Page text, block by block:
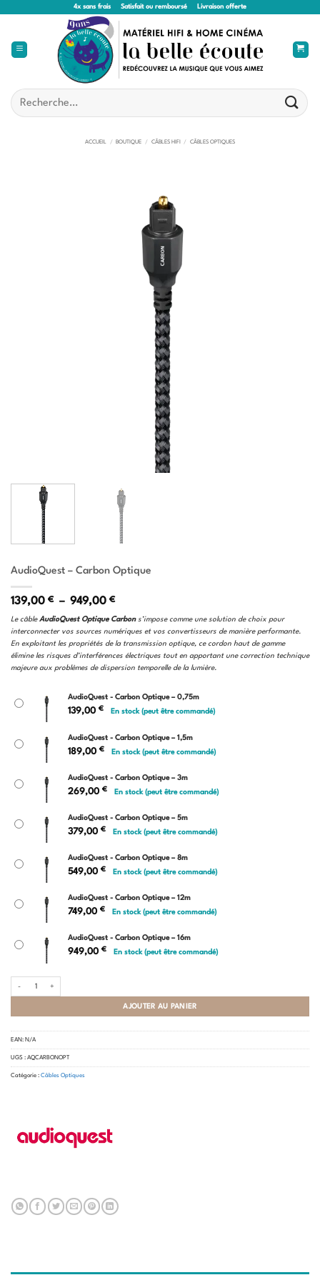
4x sans frais Satisfait ou remboursé Livraison offerte
Recherche
pour :
ACCUEIL / BOUTIQUE / CÂBLES HIFI / CÂBLES OPTIQUES
AudioQuest – Carbon Optique
139,00 € – 949,00 €Plage
de
prix :
139,00 €
à
949,00 €
Le câble AudioQuest Optique Carbons’impose comme une solution de choix pour
interconnecter vos sources numériques et vos convertisseurs de manière performante.
En exploitant les propriétés de la transmission optique, ce cordon haut de gamme
élimine les risques d’interférences électriques tout en apportant une correction technique
majeure aux problèmes de dispersion temporelle de la lumière.
AudioQuest - Carbon Optique – 0,75m
139,00 € En stock (peut être commandé)
AudioQuest - Carbon Optique – 1,5m
189,00 € En stock (peut être commandé)
AudioQuest - Carbon Optique – 3m
269,00 € En stock (peut être commandé)
AudioQuest - Carbon Optique – 5m
379,00 € En stock (peut être commandé)
AudioQuest - Carbon Optique – 8m
549,00 € En stock (peut être commandé)
AudioQuest - Carbon Optique – 12m
749,00 € En stock (peut être commandé)
AudioQuest - Carbon Optique – 16m
949,00 € En stock (peut être commandé)
AJOUTER AU PANIER
EAN: N/A
UGS : AQCARBONOPT
Catégorie : Câbles Optiques